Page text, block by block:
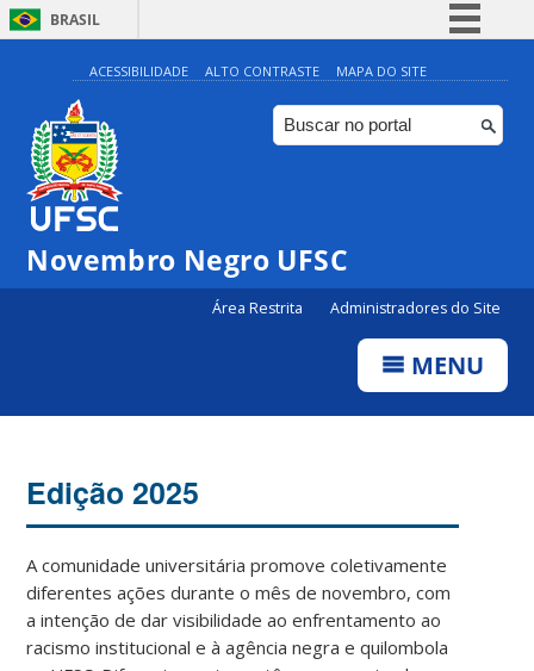
BRASIL
Simplifique!
Comunica BR
Participe
ACESSIBILIDADE ALTO CONTRASTE MAPA DO SITE
Novembro Negro UFSC
Área Restrita Administradores do Site
MENU
Edição 2025
A comunidade universitária promove coletivamente
diferentes ações durante o mês de novembro, com
a intenção de dar visibilidade ao enfrentamento ao
racismo institucional e à agência negra e quilombola